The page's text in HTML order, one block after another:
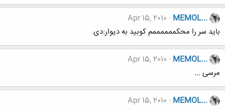
MEMOL...
Apr 15, 2010
باید سر را محکممممممم کوبید به دیوار:دی
MEMOL...
Apr 15, 2010
مرسی ...
MEMOL...
Apr 15, 2010